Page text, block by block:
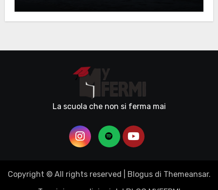
La scuola che non si ferma mai
Copyright © All rights reserved Blogusdi Themeansar.